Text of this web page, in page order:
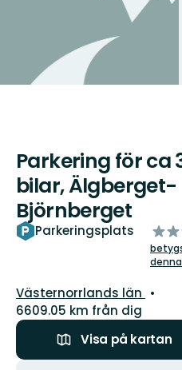
Parkering för ca
bilar, Älgberget-
Björnberget
Parkeringsplats
av
5
Län:
Västernorrlands län
6609.05 km från dig
Visa på kartan